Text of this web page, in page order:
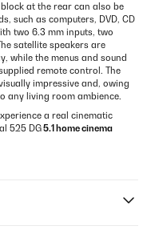
at the rear can also be
such as computers, DVD, CD
two 6.3 mm inputs, two
satellite speakers are
while the menus and sound
remote control. The
impressive and, owing
any living room ambience.
a real cinematic
525 DG5.1 home cinema